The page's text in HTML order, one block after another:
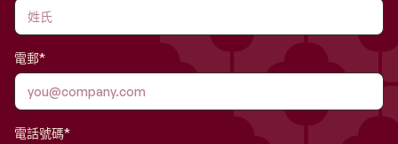
電郵*
電話號碼*